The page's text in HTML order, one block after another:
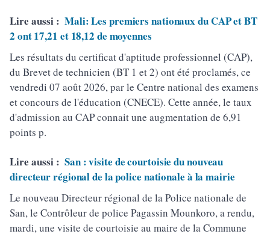
Lire aussi : Mali: Les premiers nationaux du CAP et BT
2 ont 17,21 et 18,12 de moyennes
Les résultats du certificat d'aptitude professionnel (CAP),
du Brevet de technicien (BT 1 et 2) ont été proclamés, ce
vendredi 07 août 2026, par le Centre national des examens
et concours de l'éducation (CNECE). Cette année, le taux
d'admission au CAP connait une augmentation de 6,91
points p.
Lire aussi : San : visite de courtoisie du nouveau
directeur régional de la police nationale à la mairie
Le nouveau Directeur régional de la Police nationale de
San, le Contrôleur de police Pagassin Mounkoro, a rendu,
mardi, une visite de courtoisie au maire de la Commune